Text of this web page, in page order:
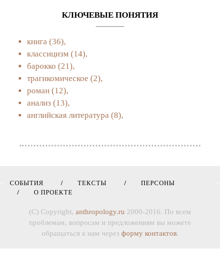
КЛЮЧЕВЫЕ ПОНЯТИЯ
книга (36),
классицизм (14),
барокко (21),
трагикомическое (2),
роман (12),
анализ (13),
английская литература (8),
СОБЫТИЯ ТЕКСТЫ
ПЕРСОНЫ
О ПРОЕКТЕ
(C) Copyright, anthropology.ru 2000-2016. По всем
проблемам, вопросам и предложениям вы можете
обращаться к нам через форму контактов.